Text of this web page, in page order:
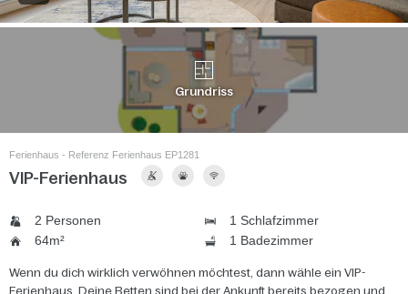
Grundriss
Ferienhaus - Referenz Ferienhaus EP1281
VIP-Ferienhaus
2 Personen
1 Schlafzimmer
64m²
1 Badezimmer
Wenn du dich wirklich verwöhnen möchtest, dann wähle ein VIP-
Ferienhaus. Deine Betten sind bei der Ankunft bereits bezogen und